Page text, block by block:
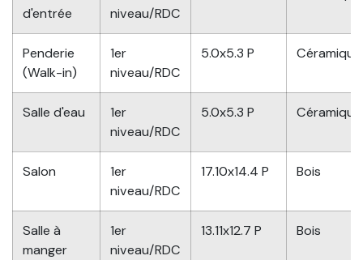
d'entrée
niveau/RDC
Penderie
(Walk-in)
1er
niveau/RDC
5.0x5.3 P Céramique
Salle d'eau
1er
niveau/RDC
5.0x5.3 P Céramique
Salon
1er
niveau/RDC
17.10x14.4 P Bois
Salle à
manger
1er
niveau/RDC
13.11x12.7 P Bois